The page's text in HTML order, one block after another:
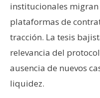
t
a
c
t
o
y
P
institucionales
plataformas de
tracción. La tesis
relevancia del
ausencia de nuevos
liquidez.